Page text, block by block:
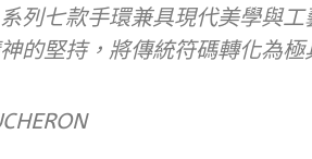
列七款手環兼具現代美學與
的堅持，將傳統符碼轉化為極